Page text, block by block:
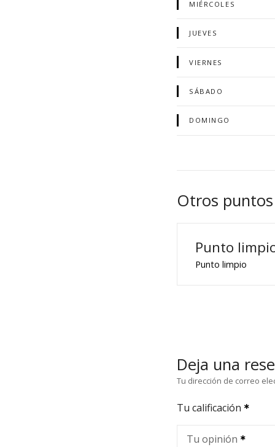
MIÉRCOLES
JUEVES
VIERNES
SÁBADO
DOMINGO
Otros
Punto
Punto limpio
Deja una
Tu dirección de correo
Tu calificación
Tu opinión